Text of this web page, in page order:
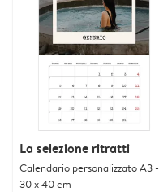
La selezione ritratti
Calendario personalizzato A3 -
30 x 40 cm